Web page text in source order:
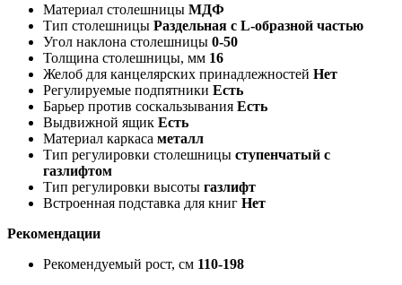
Материал столешницы МДФ
Тип столешницы Раздельная с L-образной частью
Угол наклона столешницы 0-50
Толщина столешницы, мм 16
Желоб для канцелярских принадлежностей Нет
Регулируемые подпятники Есть
Барьер против соскальзывания Есть
Выдвижной ящик Есть
Материал каркаса металл
Тип регулировки столешницы ступенчатый с
газлифтом
Тип регулировки высоты газлифт
Встроенная подставка для книг Нет
Рекомендации
Рекомендуемый рост, см 110-198